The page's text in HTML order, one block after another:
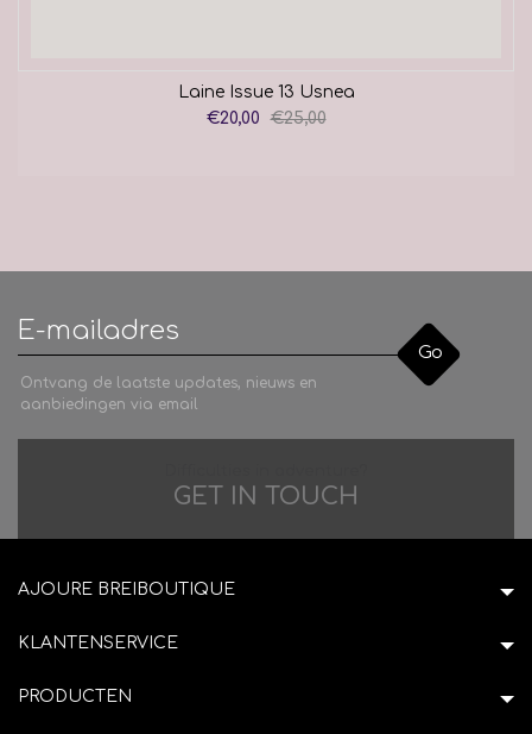
Laine Issue 13 Usnea
€20,00
€25,00
Go
Ontvang de laatste updates, nieuws en
aanbiedingen via email
GET IN TOUCH
AJOURE BREIBOUTIQUE
KLANTENSERVICE
PRODUCTEN